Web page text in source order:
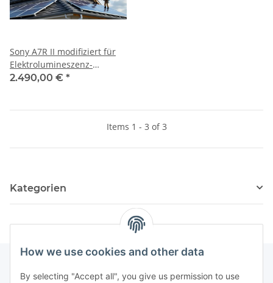
How we use cookies and other data
By selecting "Accept all", you give us permission to use
Sony A7R II modifiziert für
Elektrolumineszenz-
Verfahren Photovoltaik
2.490,00 € *
Items 1 - 3 of 3
Kategorien